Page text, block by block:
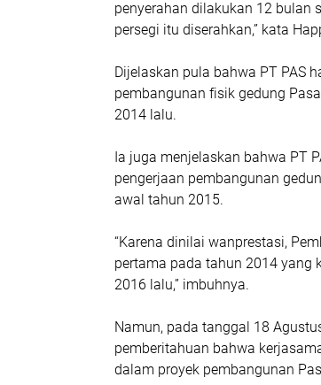
penyerahan dilakukan 12 bulan
persegi itu diserahkan,” kata
Dijelaskan pula bahwa PT PAS
pembangunan fisik gedung
2014 lalu.
Ia juga menjelaskan bahwa PT
pengerjaan pembangunan
awal tahun 2015.
“Karena dinilai wanprestasi,
pertama pada tahun 2014 yang
2016 lalu,” imbuhnya.
Namun, pada tanggal 18
pemberitahuan bahwa
dalam proyek pembangunan